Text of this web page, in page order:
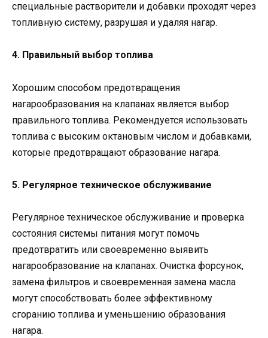
специальные растворители и добавки проходят через
топливную систему, разрушая и удаляя нагар.
4. Правильный выбор топлива
Хорошим способом предотвращения
нагарообразования на клапанах является выбор
правильного топлива. Рекомендуется использовать
топлива с высоким октановым числом и добавками,
которые предотвращают образование нагара.
5. Регулярное техническое обслуживание
Регулярное техническое обслуживание и проверка
состояния системы питания могут помочь
предотвратить или своевременно выявить
нагарообразование на клапанах. Очистка форсунок,
замена фильтров и своевременная замена масла
могут способствовать более эффективному
сгоранию топлива и уменьшению образования
нагара.